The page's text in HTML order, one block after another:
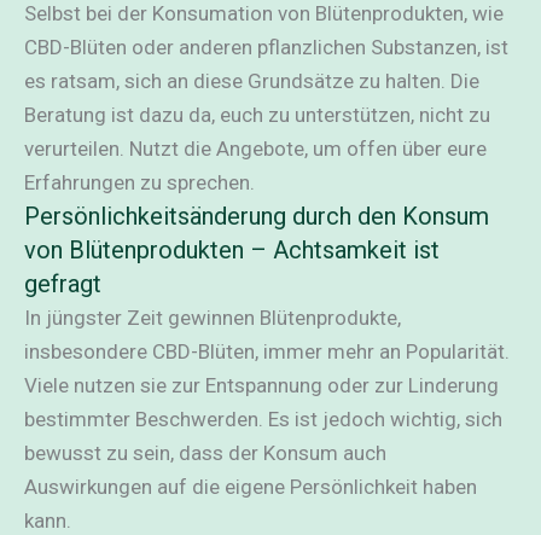
Selbst bei der Konsumation von Blütenprodukten, wie
CBD-Blüten oder anderen pflanzlichen Substanzen, ist
es ratsam, sich an diese Grundsätze zu halten. Die
Beratung ist dazu da, euch zu unterstützen, nicht zu
verurteilen. Nutzt die Angebote, um offen über eure
Erfahrungen zu sprechen.
Persönlichkeitsänderung durch den Konsum
von Blütenprodukten – Achtsamkeit ist
gefragt
In jüngster Zeit gewinnen Blütenprodukte,
insbesondere CBD-Blüten, immer mehr an Popularität.
Viele nutzen sie zur Entspannung oder zur Linderung
bestimmter Beschwerden. Es ist jedoch wichtig, sich
bewusst zu sein, dass der Konsum auch
Auswirkungen auf die eigene Persönlichkeit haben
kann.